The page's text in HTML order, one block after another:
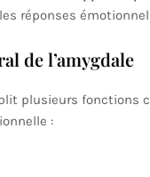
réponses
de l’amygdale
plusieurs fonctions
: